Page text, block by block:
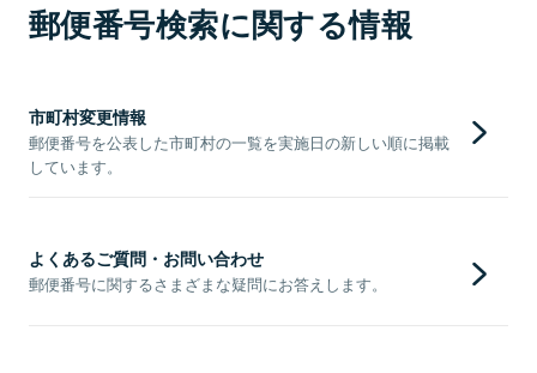
郵便番号検索に関する情報
市町村変更情報
郵便番号を公表した市町村の一覧を実施日の新しい順に掲載
しています。
よくあるご質問・お問い合わせ
郵便番号に関するさまざまな疑問にお答えします。